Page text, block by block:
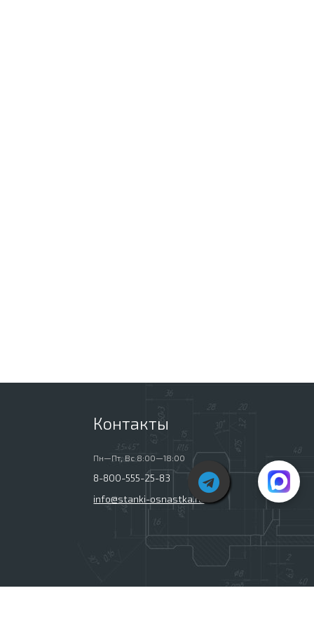
Контакты
Пн—Пт, Вс 8:00—18:00
8-800-555-25-83
info@stanki-osnastka.ru